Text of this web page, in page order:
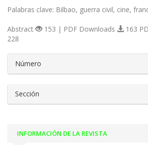
Palabras clave: Bilbao, guerra civil, cine,
Abstract 153 | PDF Downloads
163
228
Número
Sección
INFORMACIÓN DE LA REVISTA